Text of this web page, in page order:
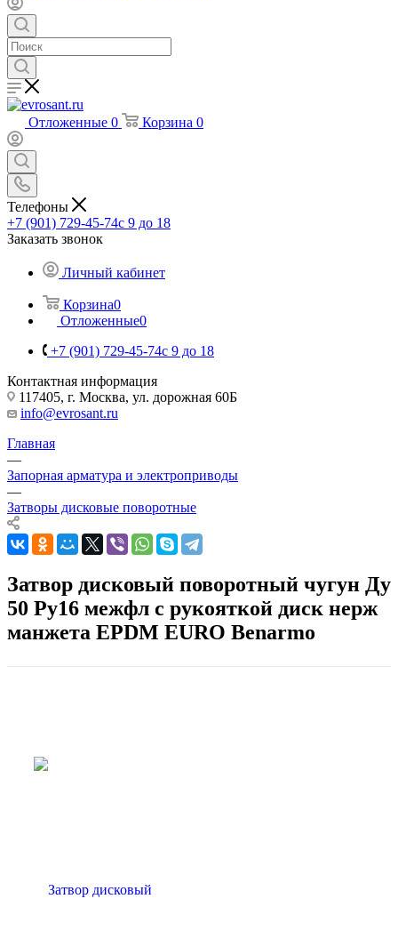
Отложенные 0 Корзина 0
Телефоны
+7 (901) 729-45-74c 9 до 18
Заказать звонок
Личный кабинет
Корзина0
Отложенные0
+7 (901) 729-45-74c 9 до 18
Контактная информация
117405, г. Москва, ул. дорожная 60Б
info@evrosant.ru
Главная
—
Запорная арматура и электроприводы
—
Затворы дисковые поворотные
Затвор дисковый поворотный чугун Ду
50 Ру16 межфл с рукояткой диск нерж
манжета EPDM EURO Benarmo